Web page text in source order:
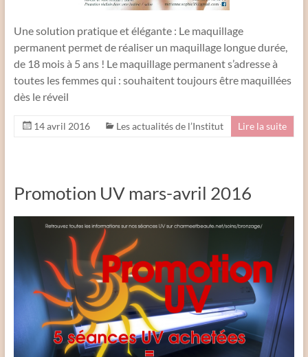
Une solution pratique et élégante : Le maquillage
permanent permet de réaliser un maquillage longue durée,
de 18 mois à 5 ans ! Le maquillage permanent s’adresse à
toutes les femmes qui : souhaitent toujours être maquillées
dès le réveil
14 avril 2016 Les actualités de l’Institut Lire la suite
Promotion UV mars-avril 2016